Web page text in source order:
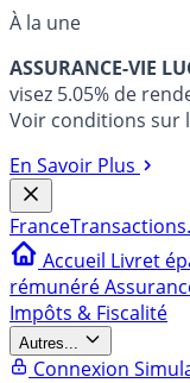
À la une
ASSURANCE-VIE
visez 5.05% de
Voir conditions sur
En Savoir Plus
France
Accueil Livret
rémunéré
Impôts & Fiscalité
Autres...
Connexion